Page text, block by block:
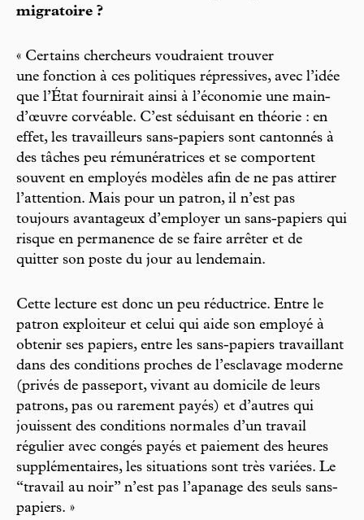
migratoire ?
« Certains chercheurs voudraient trouver
une fonction à ces politiques répressives, avec l’idée
que l’État fournirait ainsi à l’économie une main-
d’œuvre corvéable. C’est séduisant en théorie : en
effet, les travailleurs sans-papiers sont cantonnés à
des tâches peu rémunératrices et se comportent
souvent en employés modèles afin de ne pas attirer
l’attention. Mais pour un patron, il n’est pas
toujours avantageux d’employer un sans-papiers qui
risque en permanence de se faire arrêter et de
quitter son poste du jour au lendemain.
Cette lecture est donc un peu réductrice. Entre le
patron exploiteur et celui qui aide son employé à
obtenir ses papiers, entre les sans-papiers travaillant
dans des conditions proches de l’esclavage moderne
(privés de passeport, vivant au domicile de leurs
patrons, pas ou rarement payés) et d’autres qui
jouissent des conditions normales d’un travail
régulier avec congés payés et paiement des heures
supplémentaires, les situations sont très variées. Le
“travail au noir” n’est pas l’apanage des seuls sans-
papiers. »